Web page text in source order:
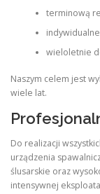
terminową
wieloletnie
Naszym celem jest
wiele lat.
Do realizacji
urządzenia
ślusarskie oraz
intensywnej